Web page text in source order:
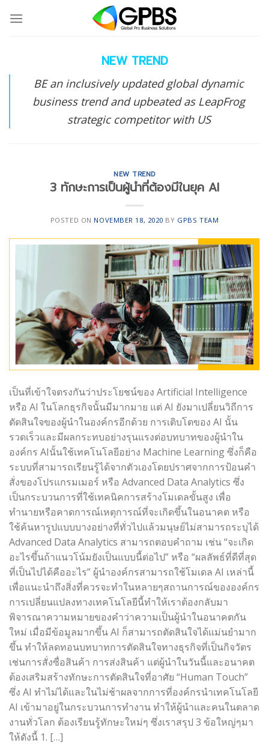
NEW TREND
BE an inclusively updated global dynamic
business trend and upbeated as LeapFrog
strategic competitor with US
NEW TREND
3 ทักษะการเป็นผู้นำที่ต้องมีในยุค AI
POSTED ON NOVEMBER 18, 2020 BY GPBS TEAM
เป็นที่เข้าใจตรงกันว่าประโยชน์ของ Artificial Intelligence
หรือ AI ในโลกธุรกิจนั้นมีมากมาย แต่ AI ยังมาเปลี่ยนวิถีการ
ตัดสินใจของผู้นำในองค์กรอีกด้วย การเติบโตของ AI นั้น
รวดเร็วและมีผลกระทบอย่างรุนแรงต่อบทบาทของผู้นำใน
องค์กร AIนั้นใช้เทคโนโลยีอย่าง Machine Learning ซึ่งก็คือ
ระบบที่สามารถเรียนรู้ได้จากตัวเองโดยปราศจากการป้อนคำ
สั่งของโปรแกรมเมอร์ หรือ Advanced Data Analytics ซึ่ง
เป็นกระบวนการที่ใช้เทคนิคการสร้างโมเดลขั้นสูง เพื่อ
ทำนายหรือคาดการณ์เหตุการณ์ที่จะเกิดขึ้นในอนาคต หรือ
ใช้ค้นหารูปแบบบางอย่างที่ทั่วไปแล้วมนุษย์ไม่สามารถระบุได้
Advanced Data Analytics สามารถตอบคำถาม เช่น “จะเกิด
อะไรขึ้นถ้าแนวโน้มยังเป็นแบบนี้ต่อไป” หรือ “ผลลัพธ์ที่ดีที่สุด
ที่เป็นไปได้คืออะไร” ผู้นำองค์กรสามารถใช้โมเดล AI เหล่านี้
เพื่อแนะนำถึงสิ่งที่ควรจะทำในหลายๆสถานการณ์ขององค์กร
การเปลี่ยนแปลงทางเทคโนโลยีนี้ทำให้เราต้องกลับมา
พิจารณาความหมายของคำว่าความเป็นผู้นำในอนาคตกัน
ใหม่ เมื่อมีข้อมูลมากขึ้น AI ก็สามารถตัดสินใจได้แม่นยำมาก
ขึ้น ทำให้ลดทอนบทบาทการตัดสินใจทางธุรกิจที่เป็นกิจวัตร
เช่นการสั่งซื่อสินค้า การส่งสินค้า แต่ผู้นำในวันนี้และอนาคต
ต้องเสริมสร้างทักษะการตัดสินใจที่อาศัย “Human Touch”
ซึ่ง AI ทำไม่ได้และในไม่ช้าผลจากการที่องค์กรนำเทคโนโลยี
AI เข้ามาอยู่ในกระบวนการทำงาน ทำให้ผู้นำและคนในตลาด
งานทั่วโลก ต้องเรียนรู้ทักษะใหม่ๆ ซึ่งเราสรุป 3 ข้อใหญ่ๆมา
ให้ดังนี้ 1. […]